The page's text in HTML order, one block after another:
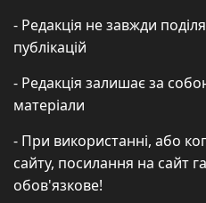
- Редакція не завжди
публікацій
- Редакція залишає за
матеріали
- При використанні, або
сайту, посилання на сайт
обов'язкове!